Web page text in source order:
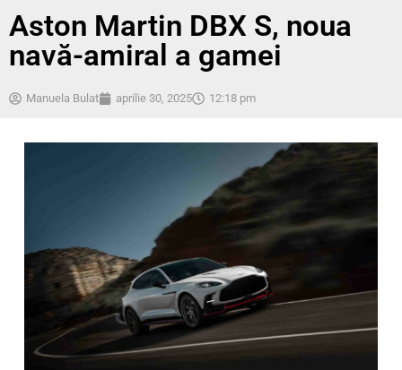
Aston Martin DBX S, noua
navă-amiral a gamei
Manuela Bulat aprilie 30, 2025 12:18 pm